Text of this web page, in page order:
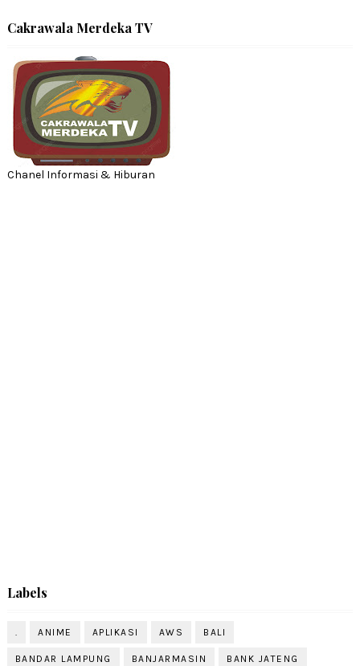
Cakrawala Merdeka TV
Chanel Informasi & Hiburan
Labels
. ANIME APLIKASI AWS BALI
BANDAR LAMPUNG BANJARMASIN BANK JATENG